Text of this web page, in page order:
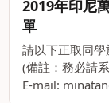
2019年印尼
單
請以下正取同
(備註：務必請
E-mail: